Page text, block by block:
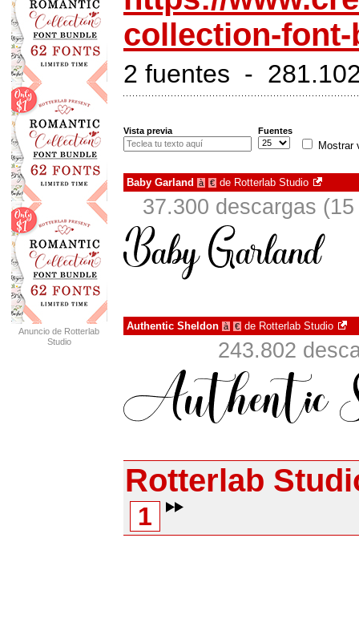
Anuncio de Rotterlab
Studio
collection-font-
2 fuentes -
Vista previa Fuentes
Mostrar
Baby Garland à € de Rotterlab Studio
37.300 descargas
Authentic Sheldon à € de Rotterlab Studio
243.802
Rotterlab
1